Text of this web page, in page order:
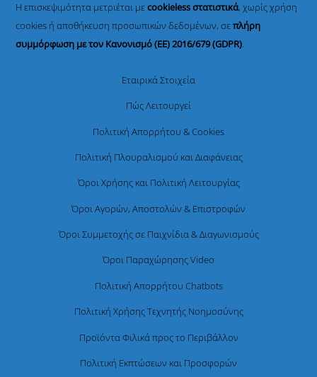
Η επισκεψιμότητα μετριέται μεcookieless στατιστικά, χωρίς χρήση
cookies ή αποθήκευση προσωπικών δεδομένων, σεπλήρη
συμμόρφωση με τον Κανονισμό (ΕΕ) 2016/679 (GDPR).
Εταιρικά Στοιχεία
Πώς Λειτουργεί
Πολιτική Απορρήτου & Cookies
Πολιτική Πλουραλισμού και Διαφάνειας
Όροι Χρήσης και Πολιτική Λειτουργίας
Όροι Αγορών, Αποστολών & Επιστροφών
Όροι Συμμετοχής σε Παιχνίδια & Διαγωνισμούς
Όροι Παραχώρησης Video
Πολιτική Απορρήτου Chatbots
Πολιτική Χρήσης Τεχνητής Νοημοσύνης
Προϊόντα Φιλικά προς το Περιβάλλον
Πολιτική Εκπτώσεων και Προσφορών